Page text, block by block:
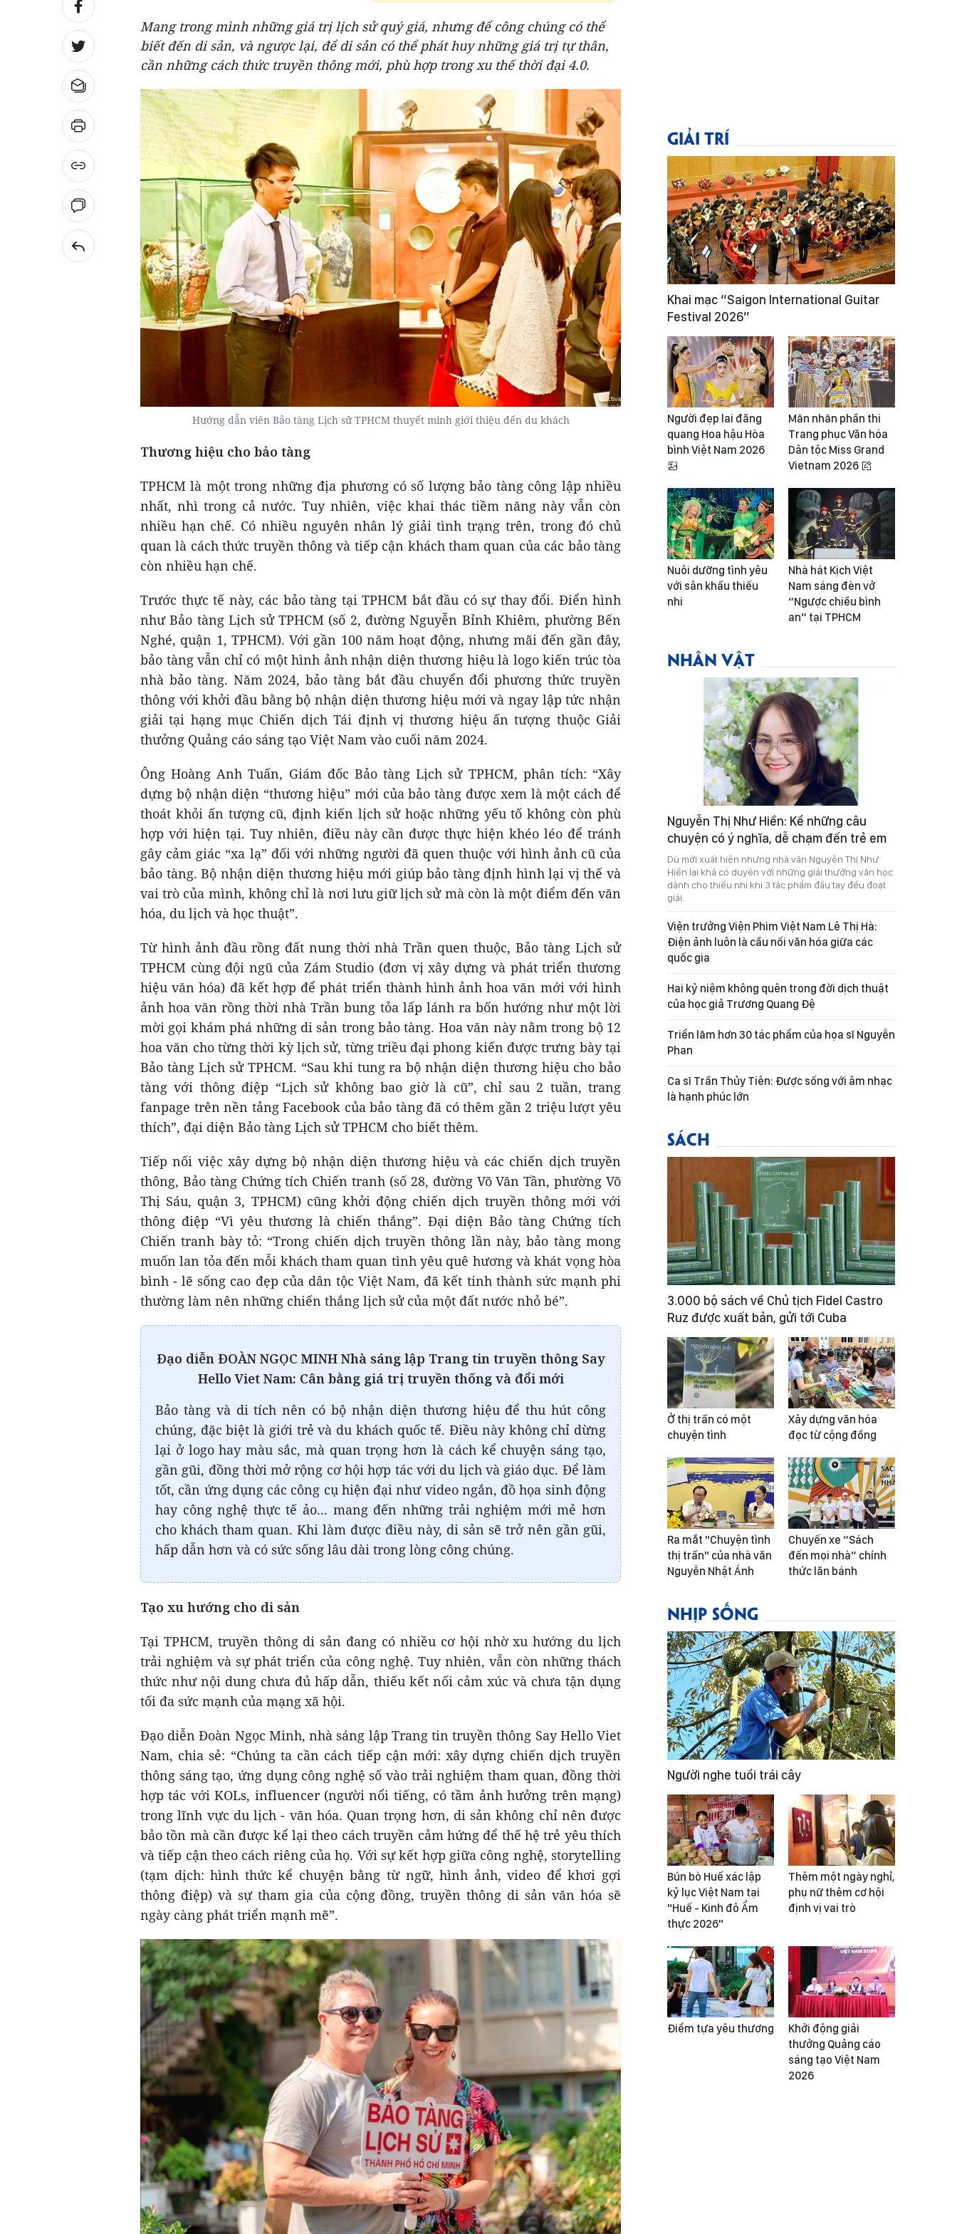
Mang trong mình những giá trị lịch sử quý giá, nhưng để công chúng có thể
biết đến di sản, và ngược lại, để di sản có thể phát huy những giá trị tự thân,
cần những cách thức truyền thông mới, phù hợp trong xu thế thời đại 4.0.
Hướng dẫn viên Bảo tàng Lịch sử TPHCM thuyết minh giới thiệu đến du khách
Thương hiệu cho bảo tàng
TPHCM là một trong những địa phương có số lượng bảo tàng công lập nhiều
nhất, nhì trong cả nước. Tuy nhiên, việc khai thác tiềm năng này vẫn còn
nhiều hạn chế. Có nhiều nguyên nhân lý giải tình trạng trên, trong đó chủ
quan là cách thức truyền thông và tiếp cận khách tham quan của các bảo tàng
còn nhiều hạn chế.
Trước thực tế này, các bảo tàng tại TPHCM bắt đầu có sự thay đổi. Điển hình
như Bảo tàng Lịch sử TPHCM (số 2, đường Nguyễn Bỉnh Khiêm, phường Bến
Nghé, quận 1, TPHCM). Với gần 100 năm hoạt động, nhưng mãi đến gần đây,
bảo tàng vẫn chỉ có một hình ảnh nhận diện thương hiệu là logo kiến trúc tòa
nhà bảo tàng. Năm 2024, bảo tàng bắt đầu chuyển đổi phương thức truyền
thông với khởi đầu bằng bộ nhận diện thương hiệu mới và ngay lập tức nhận
giải tại hạng mục Chiến dịch Tái định vị thương hiệu ấn tượng thuộc Giải
thưởng Quảng cáo sáng tạo Việt Nam vào cuối năm 2024.
Ông Hoàng Anh Tuấn, Giám đốc Bảo tàng Lịch sử TPHCM, phân tích: “Xây
dựng bộ nhận diện “thương hiệu” mới của bảo tàng được xem là một cách để
thoát khỏi ấn tượng cũ, định kiến lịch sử hoặc những yếu tố không còn phù
hợp với hiện tại. Tuy nhiên, điều này cần được thực hiện khéo léo để tránh
gây cảm giác “xa lạ” đối với những người đã quen thuộc với hình ảnh cũ của
bảo tàng. Bộ nhận diện thương hiệu mới giúp bảo tàng định hình lại vị thế và
vai trò của mình, không chỉ là nơi lưu giữ lịch sử mà còn là một điểm đến văn
hóa, du lịch và học thuật”.
Từ hình ảnh đầu rồng đất nung thời nhà Trần quen thuộc, Bảo tàng Lịch sử
TPHCM cùng đội ngũ của Zám Studio (đơn vị xây dựng và phát triển thương
hiệu văn hóa) đã kết hợp để phát triển thành hình ảnh hoa văn mới với hình
ảnh hoa văn rồng thời nhà Trần bung tỏa lấp lánh ra bốn hướng như một lời
mời gọi khám phá những di sản trong bảo tàng. Hoa văn này nằm trong bộ 12
hoa văn cho từng thời kỳ lịch sử, từng triều đại phong kiến được trưng bày tại
Bảo tàng Lịch sử TPHCM. “Sau khi tung ra bộ nhận diện thương hiệu cho bảo
tàng với thông điệp “Lịch sử không bao giờ là cũ”, chỉ sau 2 tuần, trang
fanpage trên nền tảng Facebook của bảo tàng đã có thêm gần 2 triệu lượt yêu
thích”, đại diện Bảo tàng Lịch sử TPHCM cho biết thêm.
Tiếp nối việc xây dựng bộ nhận diện thương hiệu và các chiến dịch truyền
thông, Bảo tàng Chứng tích Chiến tranh (số 28, đường Võ Văn Tần, phường Võ
Thị Sáu, quận 3, TPHCM) cũng khởi động chiến dịch truyền thông mới với
thông điệp “Vì yêu thương là chiến thắng”. Đại diện Bảo tàng Chứng tích
Chiến tranh bày tỏ: “Trong chiến dịch truyền thông lần này, bảo tàng mong
muốn lan tỏa đến mỗi khách tham quan tình yêu quê hương và khát vọng hòa
bình - lẽ sống cao đẹp của dân tộc Việt Nam, đã kết tinh thành sức mạnh phi
thường làm nên những chiến thắng lịch sử của một đất nước nhỏ bé”.
Đạo diễn ĐOÀN NGỌC MINH Nhà sáng lập Trang tin truyền thông Say
Hello Viet Nam: Cân bằng giá trị truyền thống và đổi mới
Bảo tàng và di tích nên có bộ nhận diện thương hiệu để thu hút công
chúng, đặc biệt là giới trẻ và du khách quốc tế. Điều này không chỉ dừng
lại ở logo hay màu sắc, mà quan trọng hơn là cách kể chuyện sáng tạo,
gần gũi, đồng thời mở rộng cơ hội hợp tác với du lịch và giáo dục. Để làm
tốt, cần ứng dụng các công cụ hiện đại như video ngắn, đồ họa sinh động
hay công nghệ thực tế ảo... mang đến những trải nghiệm mới mẻ hơn
cho khách tham quan. Khi làm được điều này, di sản sẽ trở nên gần gũi,
hấp dẫn hơn và có sức sống lâu dài trong lòng công chúng.
Tạo xu hướng cho di sản
Tại TPHCM, truyền thông di sản đang có nhiều cơ hội nhờ xu hướng du lịch
trải nghiệm và sự phát triển của công nghệ. Tuy nhiên, vẫn còn những thách
thức như nội dung chưa đủ hấp dẫn, thiếu kết nối cảm xúc và chưa tận dụng
tối đa sức mạnh của mạng xã hội.
Đạo diễn Đoàn Ngọc Minh, nhà sáng lập Trang tin truyền thông Say Hello Viet
Nam, chia sẻ: “Chúng ta cần cách tiếp cận mới: xây dựng chiến dịch truyền
thông sáng tạo, ứng dụng công nghệ số vào trải nghiệm tham quan, đồng thời
hợp tác với KOLs, influencer (người nổi tiếng, có tầm ảnh hưởng trên mạng)
trong lĩnh vực du lịch - văn hóa. Quan trọng hơn, di sản không chỉ nên được
bảo tồn mà cần được kể lại theo cách truyền cảm hứng để thế hệ trẻ yêu thích
và tiếp cận theo cách riêng của họ. Với sự kết hợp giữa công nghệ, storytelling
(tạm dịch: hình thức kể chuyện bằng từ ngữ, hình ảnh, video để khơi gợi
thông điệp) và sự tham gia của cộng đồng, truyền thông di sản văn hóa sẽ
ngày càng phát triển mạnh mẽ”.
GIẢI TRÍ
Khai mạc “Saigon International Guitar
Festival 2026”
Người đẹp lai đăng
quang Hoa hậu Hòa
bình Việt Nam 2026
Mãn nhãn phần thi
Trang phục Văn hóa
Dân tộc Miss Grand
Vietnam 2026
Nuôi dưỡng tình yêu
với sân khấu thiếu
nhi
Nhà hát Kịch Việt
Nam sáng đèn vở
“Ngược chiều bình
an” tại TPHCM
NHÂN VẬT
Nguyễn Thị Như Hiền: Kể những câu
chuyện có ý nghĩa, dễ chạm đến trẻ em
Dù mới xuất hiện nhưng nhà văn Nguyễn Thị Như
Hiền lại khá có duyên với những giải thưởng văn học
dành cho thiếu nhi khi 3 tác phẩm đầu tay đều đoạt
giải.
Viện trưởng Viện Phim Việt Nam Lê Thị Hà:
Điện ảnh luôn là cầu nối văn hóa giữa các
quốc gia
Hai kỷ niệm không quên trong đời dịch thuật
của học giả Trương Quang Đệ
Triển lãm hơn 30 tác phẩm của họa sĩ Nguyễn
Phan
Ca sĩ Trần Thủy Tiên: Được sống với âm nhạc
là hạnh phúc lớn
SÁCH
3.000 bộ sách về Chủ tịch Fidel Castro
Ruz được xuất bản, gửi tới Cuba
Ở thị trấn có một
chuyện tình
Xây dựng văn hóa
đọc từ cộng đồng
Ra mắt "Chuyện tình
thị trấn" của nhà văn
Nguyễn Nhật Ánh
Chuyến xe “Sách
đến mọi nhà” chính
thức lăn bánh
NHỊP SỐNG
Người nghe tuổi trái cây
Bún bò Huế xác lập
kỷ lục Việt Nam tại
"Huế - Kinh đô Ẩm
thực 2026"
Thêm một ngày nghỉ,
phụ nữ thêm cơ hội
định vị vai trò
Điểm tựa yêu thương
Khởi động giải
thưởng Quảng cáo
sáng tạo Việt Nam
2026